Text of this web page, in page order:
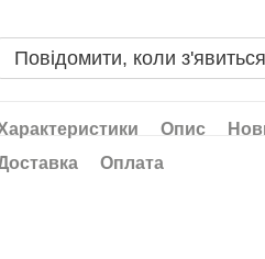
Повідомити, коли з'явиться
Опис
Оплата